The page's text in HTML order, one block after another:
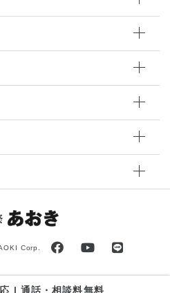
Corp.
| 通話・相談料無料